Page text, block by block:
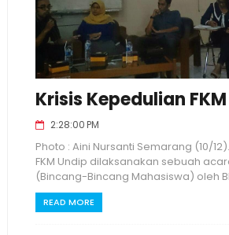
Krisis Kepedulian FKM
2:28:00 PM
Photo : Aini Nursanti Semarang (10/
FKM Undip dilaksanakan sebuah
(Bincang-Bincang Mahasiswa) oleh
READ MORE